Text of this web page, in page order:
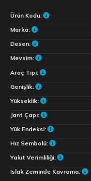
Ürün Kodu:
Marka:
Desen:
Mevsim:
Araç Tipi:
Genişlik:
Yükseklik:
Jant Çapı:
Yük Endeksi:
Hız Sembolü:
Yakıt Verimliliği:
Islak Zeminde Kavrama: